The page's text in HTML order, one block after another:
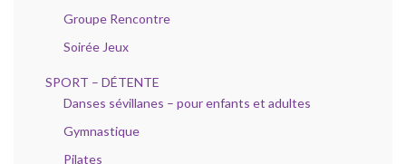
Groupe Rencontre
Soirée Jeux
SPORT – DÉTENTE
Danses sévillanes – pour enfants et adultes
Gymnastique
Pilates